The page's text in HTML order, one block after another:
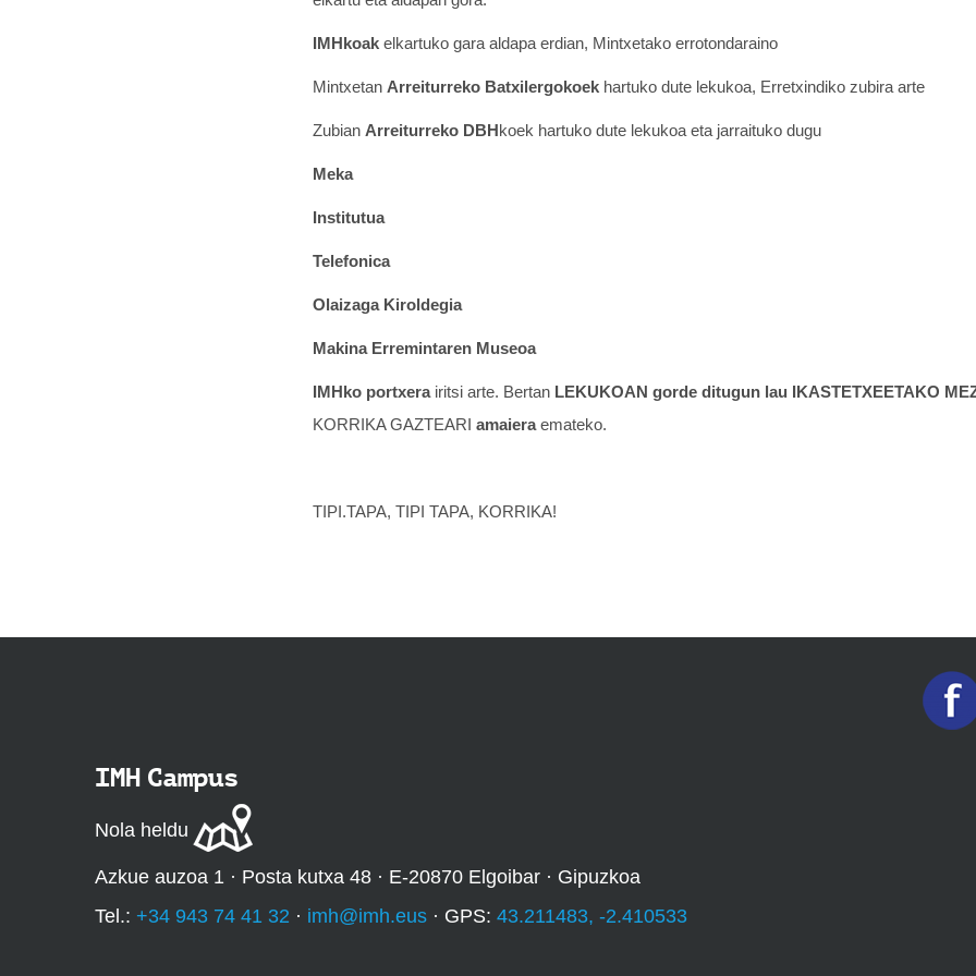
IMHkoak elkartuko gara aldapa erdian, Mintxetako errotondaraino
Mintxetan Arreiturreko Batxilergokoek hartuko dute lekukoa, Erretxindiko zubira arte
Zubian Arreiturreko DBHkoek hartuko dute lekukoa eta jarraituko dugu
Meka
Institutua
Telefonica
Olaizaga Kiroldegia
Makina Erremintaren Museoa
IMHko portxerairitsi arte. Bertan LEKUKOAN gorde ditugun lau IKASTETXEETAKO
KORRIKA GAZTEARI amaieraemateko.
TIPI.TAPA, TIPI TAPA, KORRIKA!
IMH Campus
Nola heldu
Azkue auzoa 1 · Posta kutxa 48 · E-20870 Elgoibar · Gipuzkoa
Tel.: +34 943 74 41 32 · imh@imh.eus · GPS: 43.211483, -2.410533